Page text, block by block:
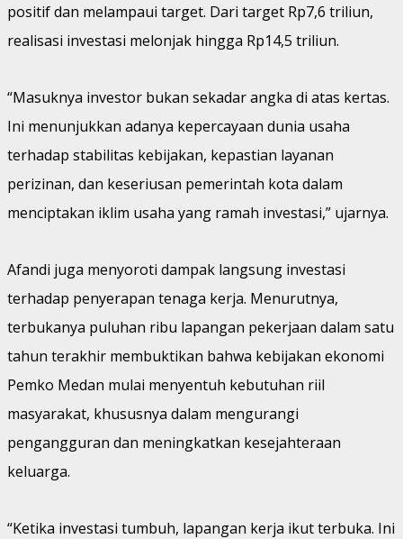
positif dan melampaui target. Dari target Rp7,6 triliun,
realisasi investasi melonjak hingga Rp14,5 triliun.
“Masuknya investor bukan sekadar angka di atas kertas.
Ini menunjukkan adanya kepercayaan dunia usaha
terhadap stabilitas kebijakan, kepastian layanan
perizinan, dan keseriusan pemerintah kota dalam
menciptakan iklim usaha yang ramah investasi,” ujarnya.
Afandi juga menyoroti dampak langsung investasi
terhadap penyerapan tenaga kerja. Menurutnya,
terbukanya puluhan ribu lapangan pekerjaan dalam satu
tahun terakhir membuktikan bahwa kebijakan ekonomi
Pemko Medan mulai menyentuh kebutuhan riil
masyarakat, khususnya dalam mengurangi
pengangguran dan meningkatkan kesejahteraan
keluarga.
“Ketika investasi tumbuh, lapangan kerja ikut terbuka. Ini